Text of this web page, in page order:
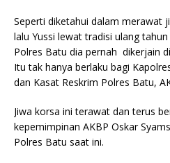
Seperti diketahui dalam merawat
lalu Yussi lewat tradisi ulang
Polres Batu dia pernah dikerjain
Itu tak hanya berlaku bagi
dan Kasat Reskrim Polres Batu,
Jiwa korsa ini terawat dan terus
kepemimpinan AKBP Oskar
Polres Batu saat ini.